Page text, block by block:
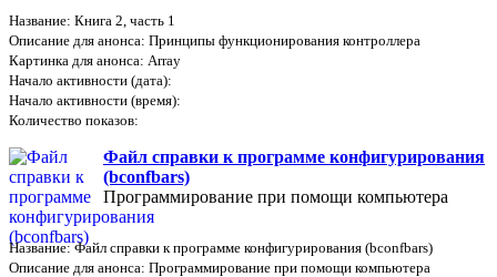
Название: Книга 2, часть 1
Описание для анонса: Принципы функционирования контроллера
Картинка для анонса: Array
Начало активности (дата):
Начало активности (время):
Количество показов:
Файл справки к программе конфигурирования
(bconfbars)
Программирование при помощи компьютера
Название: Файл справки к программе конфигурирования (bconfbars)
Описание для анонса: Программирование при помощи компьютера